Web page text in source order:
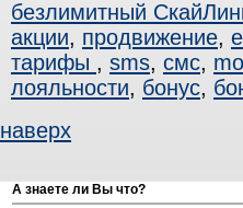
безлимитный
акции, продвижение,
тарифы , sms, смс,
лояльности, бонус,
наверх
А знаете ли Вы что?